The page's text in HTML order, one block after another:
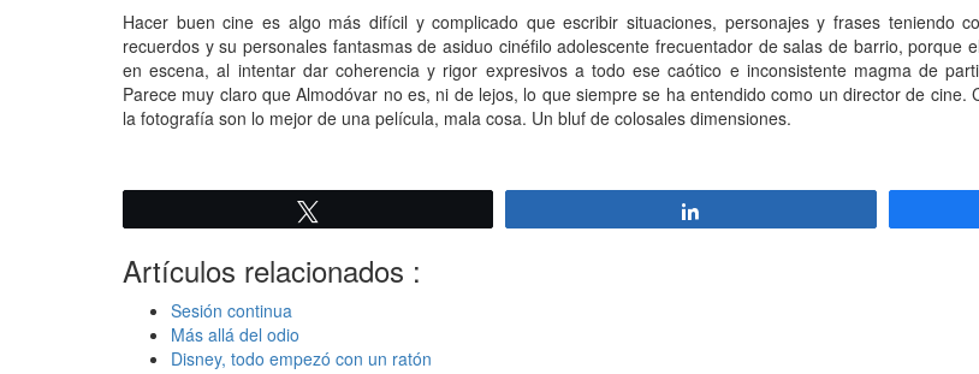
Hacer buen cine es algo más difícil y complicado que escribir situaciones, personajes y frases teniendo
recuerdos y su personales fantasmas de asiduo cinéfilo adolescente frecuentador de salas de barrio, porque
en escena, al intentar dar coherencia y rigor expresivos a todo ese caótico e inconsistente magma de
Parece muy claro que Almodóvar no es, ni de lejos, lo que siempre se ha entendido como un director de cine.
la fotografía son lo mejor de una película, mala cosa. Un bluf de colosales dimensiones.
Artículos relacionados :
Sesión continua
Más allá del odio
Disney, todo empezó con un ratón